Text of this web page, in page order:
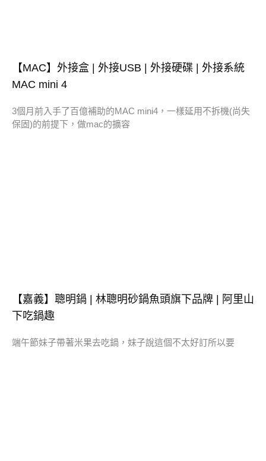
【MAC】外接盒 | 外接USB | 外接硬碟 | 外接系統
MAC mini 4
3個月前入手了百億補助的MAC mini4，一樣延用不拆機(尚失
保固)的前提下，做mac的擴容
【嘉義】聰明鍋 | 林聰明砂鍋魚頭旗下品牌 | 阿里山
下吃鍋趣
端午節妹子帶著米果去吃鍋，妹子說這個不太好訂所以要